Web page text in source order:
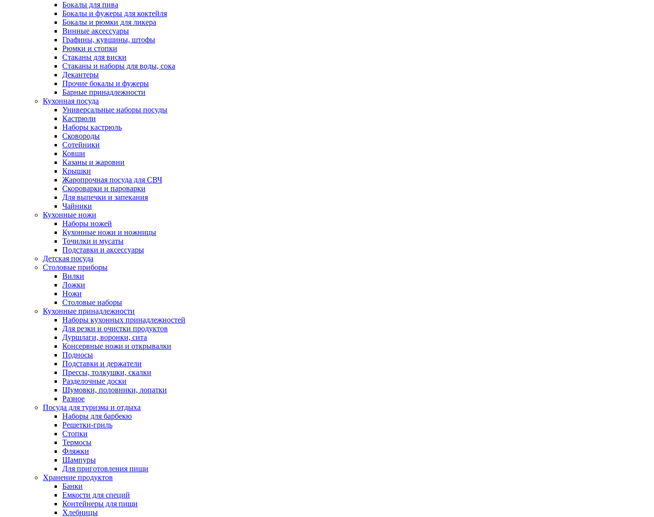
Бокалы для пива
Бокалы и фужеры для коктейля
Бокалы и рюмки для ликера
Винные аксессуары
Графины, кувшины, штофы
Рюмки и стопки
Стаканы для виски
Стаканы и наборы для воды, сока
Декантеры
Прочие бокалы и фужеры
Барные принадлежности
Кухонная посуда
Универсальные наборы посуды
Кастрюли
Наборы кастрюль
Сковороды
Сотейники
Ковши
Казаны и жаровни
Крышки
Жаропрочная посуда для СВЧ
Скороварки и пароварки
Для выпечки и запекания
Чайники
Кухонные ножи
Наборы ножей
Кухонные ножи и ножницы
Точилки и мусаты
Подставки и аксессуары
Детская посуда
Столовые приборы
Вилки
Ложки
Ножи
Столовые наборы
Кухонные принадлежности
Наборы кухонных принадлежностей
Для резки и очистки продуктов
Дуршлаги, воронки, сита
Консервные ножи и открывалки
Подносы
Подставки и держатели
Прессы, толкушки, скалки
Разделочные доски
Шумовки, половники, лопатки
Разное
Посуда для туризма и отдыха
Наборы для барбекю
Решетки-гриль
Стопки
Термосы
Фляжки
Шампуры
Для приготовления пищи
Хранение продуктов
Банки
Емкости для специй
Контейнеры для пищи
Хлебницы